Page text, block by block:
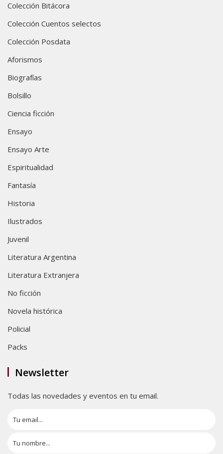
Colección Bitácora
Colección Cuentos selectos
Colección Posdata
Aforismos
Biografías
Bolsillo
Ciencia ficción
Ensayo
Ensayo Arte
Espiritualidad
Fantasía
Historia
Ilustrados
Juvenil
Literatura Argentina
Literatura Extranjera
No ficción
Novela histórica
Policial
Packs
Newsletter
Todas las novedades y eventos en tu email.